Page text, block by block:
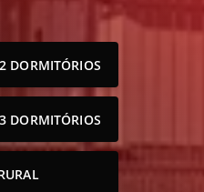
DORMITÓRIOS
DORMITÓRIOS